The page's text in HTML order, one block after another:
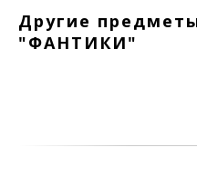
Другие
"ФАНТИКИ"